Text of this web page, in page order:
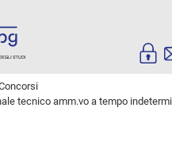
tecnico amm.vo a tempo